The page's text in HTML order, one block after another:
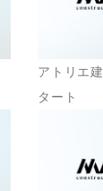
アトリエ
タート